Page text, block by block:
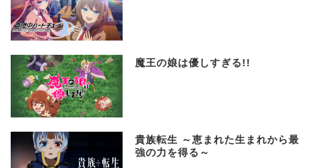
魔王の娘は優しすぎる!!
貴族転生 ～恵まれた生まれから最
強の力を得る～